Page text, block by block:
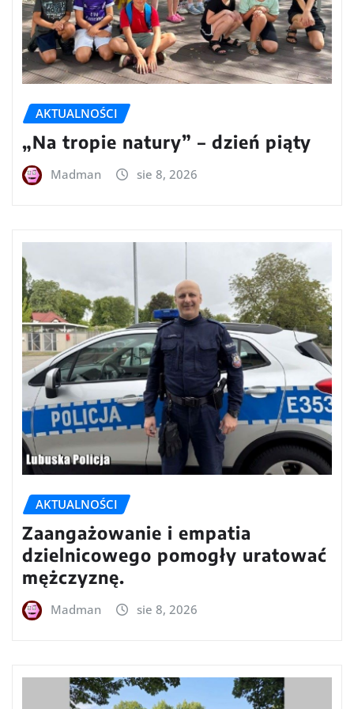
AKTUALNOŚCI
„Na tropie natury” – dzień piąty
Madman sie 8, 2026
AKTUALNOŚCI
Zaangażowanie i empatia
dzielnicowego pomogły uratować
mężczyznę.
Madman sie 8, 2026